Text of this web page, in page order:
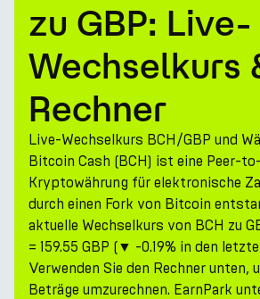
Rechner
PARK Token
Ressourcen
Unternehmen
zu GBP: Live-
Wechselkurs
Rechner
Live-Wechselkurs BCH/GBP und
Bitcoin Cash (BCH) ist eine Peer-
Kryptowährung für elektronische
durch einen Fork von Bitcoin
aktuelle Wechselkurs von BCH zu
= 159.55 GBP (▼ -0.19% in den
Verwenden Sie den Rechner unten,
Beträge umzurechnen. EarnPark